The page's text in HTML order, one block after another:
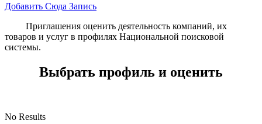
Добавить Сюда Запись
Приглашения оценить деятельность компаний, их
товаров и услуг в профилях Национальной поисковой
системы.
Выбрать профиль и оценить
No Results